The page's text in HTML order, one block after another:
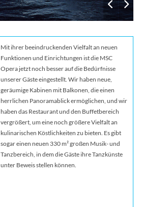
Mit ihrer beeindruckenden Vielfalt an neuen
Funktionen und Einrichtungen ist die MSC
Opera jetzt noch besser auf die Bedürfnisse
unserer Gäste eingestellt. Wir haben neue,
geräumige Kabinen mit Balkonen, die einen
herrlichen Panoramablick ermöglichen, und wir
haben das Restaurant und den Buffetbereich
vergrößert, um eine noch größere Vielfalt an
kulinarischen Köstlichkeiten zu bieten. Es gibt
sogar einen neuen 330 m² großen Musik- und
Tanzbereich, in dem die Gäste ihre Tanzkünste
unter Beweis stellen können.